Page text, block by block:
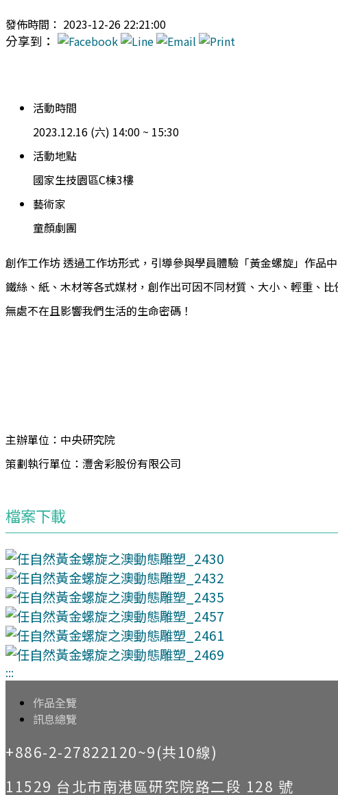
發佈時間： 2023-12-26 22:21:00
分享到：
活動時間
2023.12.16 (六) 14:00 ~ 15:30
活動地點
國家生技園區C棟3樓
藝術家
童顏劇團
創作工作坊 透過工作坊形式，引導參與學員體驗「黃金螺旋」作品
鐵絲、紙、木材等各式媒材，創作出可因不同材質、大小、輕重、
無處不在且影響我們生活的生命密碼！
主辦單位：中央研究院
策劃執行單位：灃舍彩股份有限公司
檔案下載
:::
作品全覽
訊息總覽
+886-2-27822120~9(共10線)
11529 台北市南港區研究院路二段 128 號